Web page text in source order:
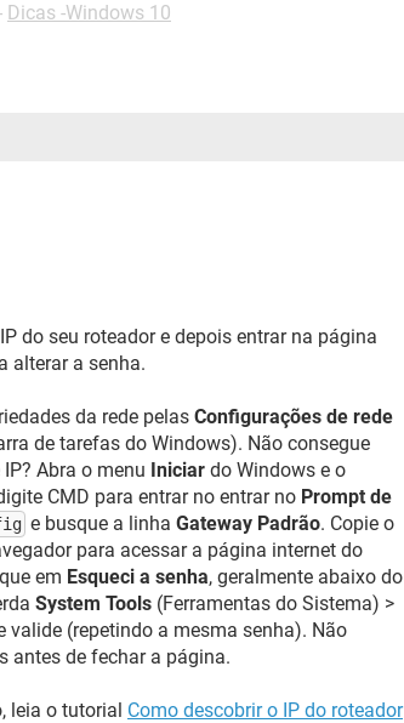
Dicas -Windows 10
do seu roteador e depois entrar na página
alterar a senha.
da rede pelas Configurações de rede
de tarefas do Windows). Não consegue
Abra o menu Iniciar do Windows e o
CMD para entrar no entrar no Prompt de
e busque a linha Gateway Padrão. Copie o
para acessar a página internet do
em Esqueci a senha, geralmente abaixo do
System Tools (Ferramentas do Sistema) >
valide (repetindo a mesma senha). Não
antes de fechar a página.
leia o tutorial Como descobrir o IP do roteador